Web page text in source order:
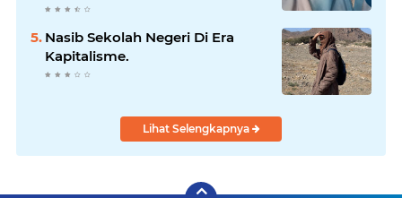
Para Elit Politik
Nasib Sekolah Negeri Di Era
Kapitalisme.
Lihat Selengkapnya